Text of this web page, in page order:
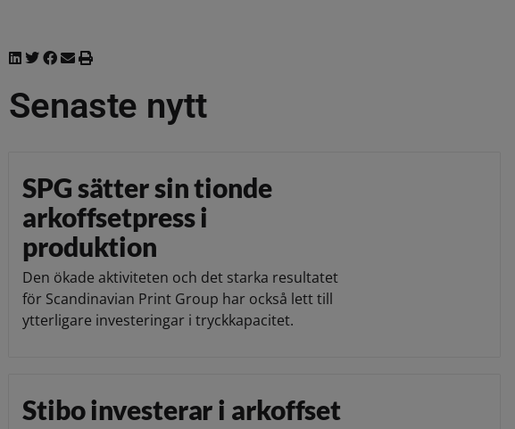
Senaste nytt
SPG sätter sin tionde
arkoffsetpress i
produktion
Den ökade aktiviteten och det starka resultatet
för Scandinavian Print Group har också lett till
ytterligare investeringar i tryckkapacitet.
Stibo investerar i arkoffset